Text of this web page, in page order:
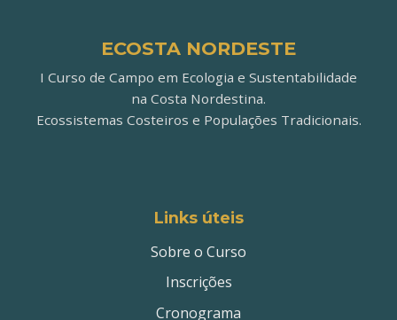
ECOSTA NORDESTE
I Curso de Campo em Ecologia e Sustentabilidade
na Costa Nordestina.
Ecossistemas Costeiros e Populações Tradicionais.
Links úteis
Sobre o Curso
Inscrições
Cronograma